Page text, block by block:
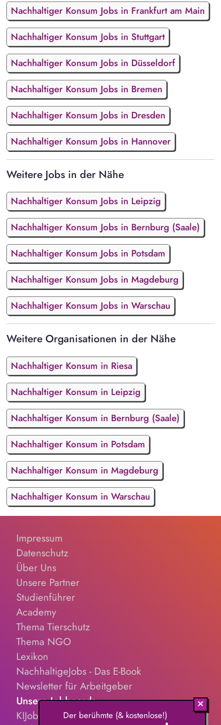
Nachhaltiger Konsum Jobs in Frankfurt am Main
Nachhaltiger Konsum Jobs in Stuttgart
Nachhaltiger Konsum Jobs in Düsseldorf
Nachhaltiger Konsum Jobs in Bremen
Nachhaltiger Konsum Jobs in Dresden
Nachhaltiger Konsum Jobs in Hannover
Weitere Jobs in der Nähe
Nachhaltiger Konsum Jobs in Leipzig
Nachhaltiger Konsum Jobs in Bernburg (Saale)
Nachhaltiger Konsum Jobs in Potsdam
Nachhaltiger Konsum Jobs in Magdeburg
Nachhaltiger Konsum Jobs in Warschau
Weitere Organisationen in der Nähe
Nachhaltiger Konsum in Riesa
Nachhaltiger Konsum in Leipzig
Nachhaltiger Konsum in Bernburg (Saale)
Nachhaltiger Konsum in Potsdam
Nachhaltiger Konsum in Magdeburg
Nachhaltiger Konsum in Warschau
Impressum
Datenschutz
Über Uns
Unsere Partner
Studienführer
Academy
Thema Tierschutz
Thema NGO
Lexikon
NachhaltigeJobs - Das E-Book
Newsletter für Arbeitgeber
Unsere Jobboards
KIJobs.de
Der berühmte (& kostenlose!)